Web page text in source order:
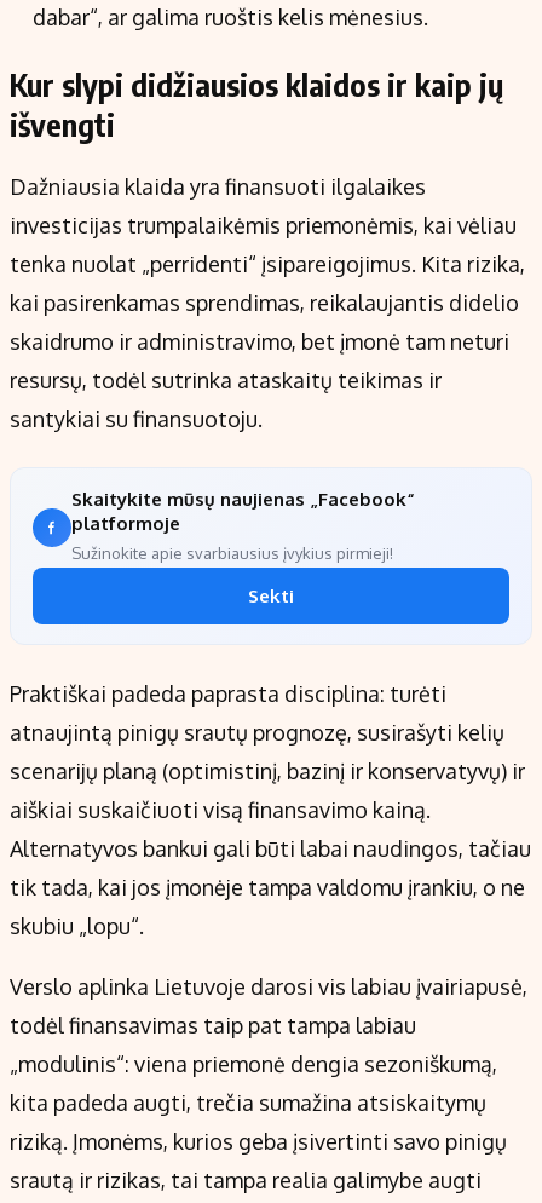
dabar“, ar galima ruoštis kelis mėnesius.
Kur slypi didžiausios klaidos ir kaip jų
išvengti
Dažniausia klaida yra finansuoti ilgalaikes
investicijas trumpalaikėmis priemonėmis, kai vėliau
tenka nuolat „perridenti“ įsipareigojimus. Kita rizika,
kai pasirenkamas sprendimas, reikalaujantis didelio
skaidrumo ir administravimo, bet įmonė tam neturi
resursų, todėl sutrinka ataskaitų teikimas ir
santykiai su finansuotoju.
Skaitykite mūsų naujienas „Facebook“
platformoje
Sužinokite apie svarbiausius įvykius pirmieji!
Sekti
Praktiškai padeda paprasta disciplina: turėti
atnaujintą pinigų srautų prognozę, susirašyti kelių
scenarijų planą (optimistinį, bazinį ir konservatyvų) ir
aiškiai suskaičiuoti visą finansavimo kainą.
Alternatyvos bankui gali būti labai naudingos, tačiau
tik tada, kai jos įmonėje tampa valdomu įrankiu, o ne
skubiu „lopu“.
Verslo aplinka Lietuvoje darosi vis labiau įvairiapusė,
todėl finansavimas taip pat tampa labiau
„modulinis“: viena priemonė dengia sezoniškumą,
kita padeda augti, trečia sumažina atsiskaitymų
riziką. Įmonėms, kurios geba įsivertinti savo pinigų
srautą ir rizikas, tai tampa realia galimybe augti